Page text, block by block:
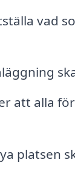
vad
att alla
platsen